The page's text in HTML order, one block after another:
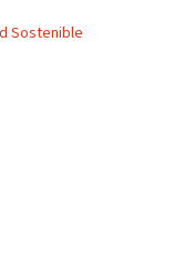
Sostenible